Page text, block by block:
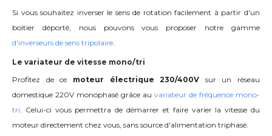
Si vous souhaitez inverser le sens de rotation facilement à partir d'un
boitier déporté, nous pouvons vous proposer notre gamme
d'inverseurs de sens tripolaire.
Le variateur de vitesse mono/tri
Profitez de ce moteur électrique 230/400V sur un réseau
domestique 220V monophasé grâce au variateur de fréquence mono-
tri. Celui-ci vous permettra de démarrer et faire varier la vitesse du
moteur directement chez vous, sans source d'alimentation triphasé.